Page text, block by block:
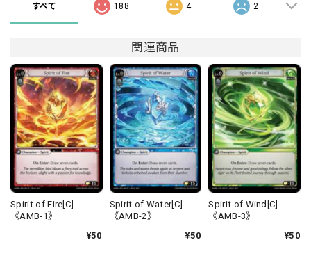
すべて 188 4 2
関連商品
Spirit of Fire[C]
《AMB-1》
¥50
Spirit of Water[C]
《AMB-2》
¥50
Spirit of Wind[C]
《AMB-3》
¥50